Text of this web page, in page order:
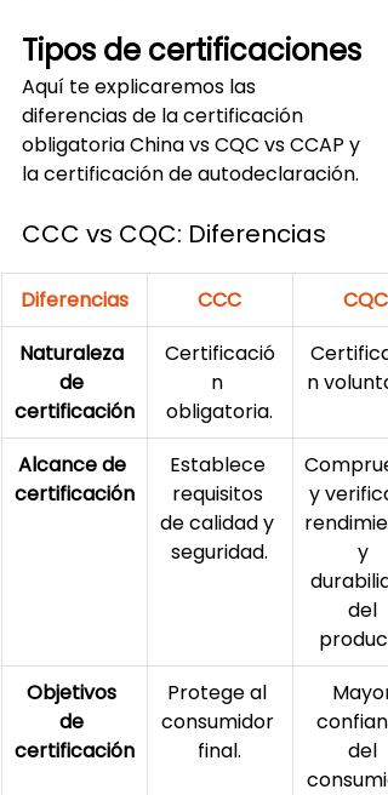
Tipos de certificaciones
Aquí te explicaremos las
diferencias de la certificación
obligatoria China vs CQC vs CCAP y
la certificación de autodeclaración.
CCC vs CQC: Diferencias
Diferencias CCC
CQC
Naturaleza
de
certificación
Certificació
n
obligatoria.
n
Alcance de
certificación
Establece
requisitos
de calidad y
seguridad.
y
y
del
Objetivos
de
certificación
Protege al
consumidor
final.
Mayor
del